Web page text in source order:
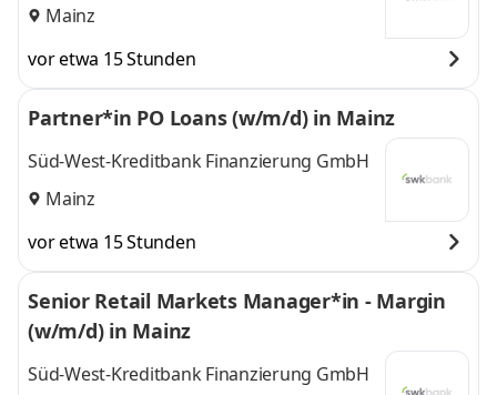
Mainz
vor etwa 15 Stunden
Partner*in PO Loans (w/m/d) in Mainz
Süd-West-Kreditbank Finanzierung GmbH
Mainz
vor etwa 15 Stunden
Senior Retail Markets Manager*in - Margin
(w/m/d) in Mainz
Süd-West-Kreditbank Finanzierung GmbH